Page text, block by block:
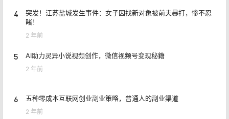
4
突发！江苏盐城发生事件：女子因找新对象被前夫暴打，惨不忍
睹！
2 年前
5 AI助力灵异小说视频创作，微信视频号变现秘籍
2 年前
6 五种零成本互联网创业副业策略，普通人的副业渠道
2 年前